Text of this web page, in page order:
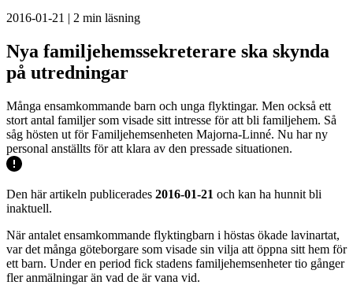
2016-01-21 | 2 min läsning
Nya familjehemssekreterare ska skynda
på utredningar
Många ensamkommande barn och unga flyktingar. Men också ett
stort antal familjer som visade sitt intresse för att bli familjehem. Så
såg hösten ut för Familjehemsenheten Majorna-Linné. Nu har ny
personal anställts för att klara av den pressade situationen.
Den här artikeln publicerades 2016-01-21 och kan ha hunnit bli
inaktuell.
När antalet ensamkommande flyktingbarn i höstas ökade lavinartat,
var det många göteborgare som visade sin vilja att öppna sitt hem för
ett barn. Under en period fick stadens familjehemsenheter tio gånger
fler anmälningar än vad de är vana vid.